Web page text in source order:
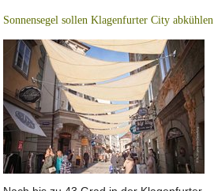
Sonnensegel sollen Klagenfurter City abkühlen